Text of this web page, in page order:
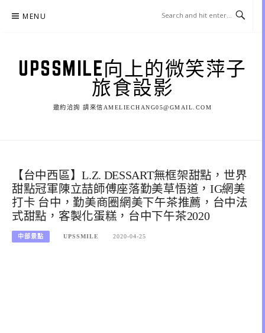
MENU
UPSSMILE向上的微笑萍子
旅食設影
邀約洽詢 請來信AMELIECHANG05@GMAIL.COM
【台中西區】L.Z. DESSART無框架甜點，世界
甜點冠軍陳立喆師傅座落勤美草悟道，IG網美
打卡 台中，勤美商圈網美下午茶推薦，台中法
式甜點，客製化蛋糕，台中下午茶2020
中部景點 UPSSMILE 2020-04-25